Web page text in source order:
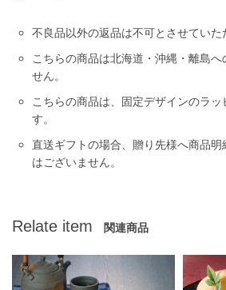
不良品以外の返品は不可とさせていた
こちらの商品は北海道・沖縄・離島へ
せん。
こちらの商品は、固定デザインのラッ
す。
直送ギフトの場合、贈り先様へ商品明
はございません。
Relate item 関連商品